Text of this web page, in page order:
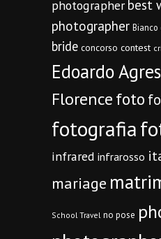
photographer best
photographer Bianco
bride concorso contest
Edoardo
Florencefoto
fotografia
infrared infrarosso
mariage
School Travel no pose